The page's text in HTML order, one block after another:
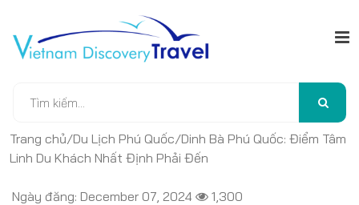
Trang chủ/Du Lịch Phú Quốc/Dinh Bà Phú Quốc: Điểm Tâm
Linh Du Khách Nhất Định Phải Đến
Ngày đăng: December 07, 2024 1,300